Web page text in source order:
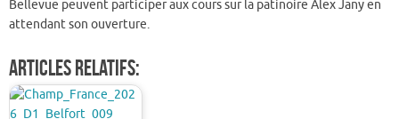
k
Bellevue peuvent participer aux cours sur la patinoire Alex Jany en
attendant son ouverture.
Articles relatifs: